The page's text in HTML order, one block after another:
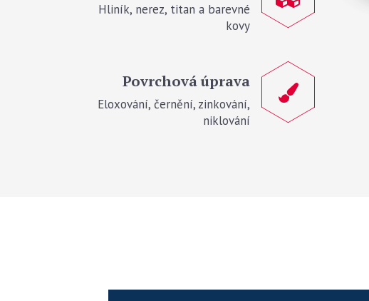
Hliník, nerez, titan a barevné
kovy
Povrchová úprava
Eloxování, černění, zinkování,
niklování